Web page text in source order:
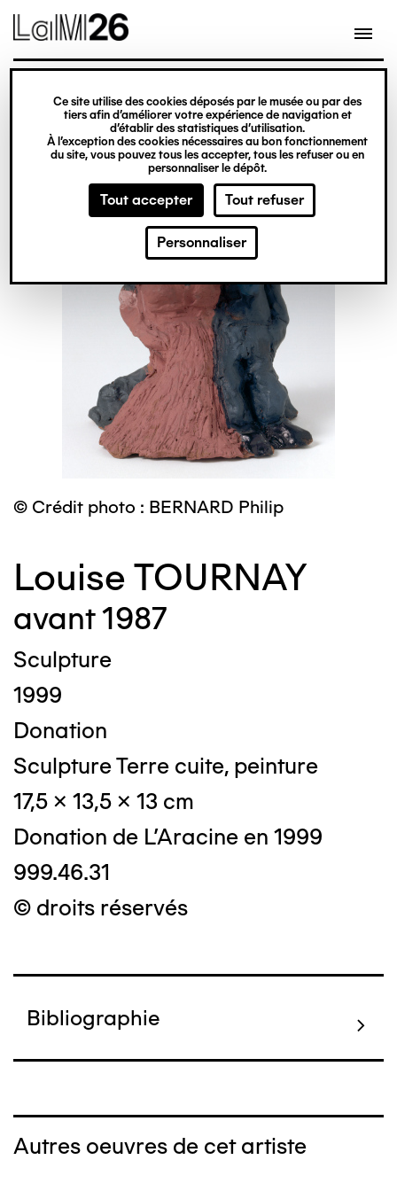
Gestion des cookies
Ce site utilise des cookies déposés par le musée ou par des
tiers afin d’améliorer votre expérience de navigation et
d’établir des statistiques d’utilisation.
À l’exception des cookies nécessaires au bon fonctionnement
du site, vous pouvez tous les accepter, tous les refuser ou en
personnaliser le dépôt.
Tout accepter Tout refuser
Personnaliser
contenu
© Crédit photo : BERNARD Philip
Louise TOURNAY
avant 1987
Sculpture
1999
Donation
Sculpture Terre cuite, peinture
17,5 x 13,5 x 13 cm
Donation de L'Aracine en 1999
999.46.31
© droits réservés
Bibliographie
Autres oeuvres de cet artiste